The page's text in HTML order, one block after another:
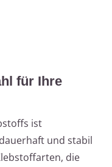
für Ihre
ist
und stabil
die